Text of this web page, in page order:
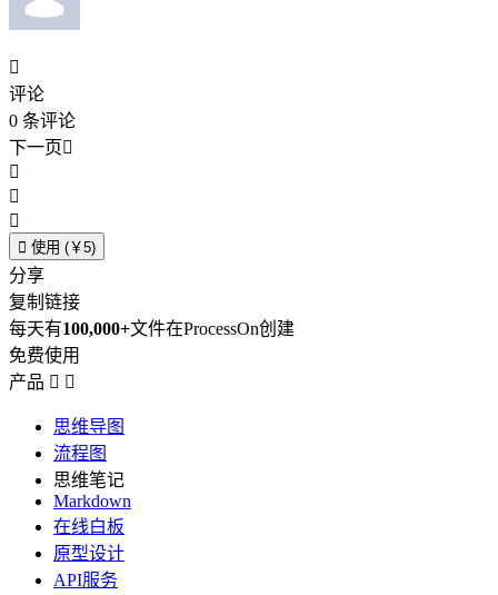

评论
0 条评论
下一页



 使用 (￥5)
分享
复制链接
每天有100,000+文件在ProcessOn创建
免费使用
产品  
思维导图
流程图
思维笔记
Markdown
在线白板
原型设计
API服务